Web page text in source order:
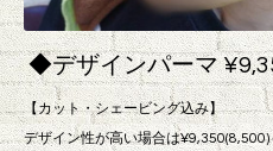
◆デザインパーマ
【カット・シェービング込み】
デザイン性が高い場合は¥9,350(8,500)